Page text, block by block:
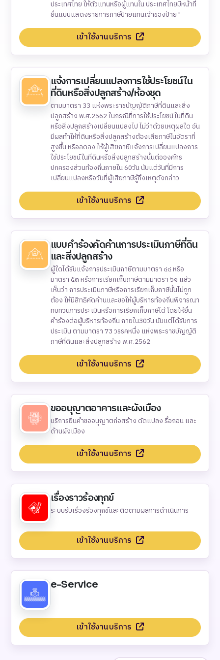
ประเทศไทย ให้ตัวแทนหรือผู้แทนใน ประเทศไทยมีหน้าที่
ยื่นแบบแสดงรายการภาษีป้ายแทนเจ้าของป้าย "
เข้าใช้งานบริการ
แจ้งการเปลี่ยนแปลงการใช้ประโยชน์ใน
ที่ดินหรือสิ่งปลูกสร้าง/ห้องชุด
ตามมาตรา 33 แห่งพระราชบัญญัติภาษีที่ดินและสิ่ง
ปลูกสร้าง พ.ศ.2562 ในกรณีที่การใช้ประโยชน์ในที่ดิน
หรือสิ่งปลูกสร้างเปลี่ยนแปลงไป ไม่ว่าด้วยเหตุผลใด อัน
มีผลทำให้ที่ดินหรือสิ่งปลูกสร้างต้องเสียภาษีในอัตราที่
สูงขึ้น หรือลดลง ให้ผู้เสียภาษีแจ้งการเปลี่ยนแปลงการ
ใช้ประโยชน์ในที่ดินหรือสิ่งปลูกสร้างนั้นต่อองค์กร
ปกครองส่วนท้องถิ่นภายใน 60วัน นับแต่วันที่มีการ
เปลี่ยนแปลงหรือวันที่ผู้เสียภาษีรู้ถึงเหตุดังกล่าว
เข้าใช้งานบริการ
แบบคำร้องคัดค้านการประเมินภาษีที่ดิน
และสิ่งปลูกสร้าง
ผู้ใดได้รับแจ้งการประเมินภาษีตามมาตรา ๔๔ หรือ
มาตรา ๕๓ หรือการเรียกเก็บภาษีตามมาตรา ๖๑ แล้ว
เห็นว่า การประเมินภาษีหรือการเรียกเก็บภาษีนั้นไม่ถูก
ต้อง ให้มีสิทธิคัดค้านและขอให้ผู้บริหารท้องถิ่นพิจารณา
ทบทวนการประเมินหรือการเรียกเก็บภาษีได้ โดยให้ยื่น
คำร้องต่อผู้บริหารท้องถิ่น ภายใน30วัน นับแต่ได้รับการ
ประเมิน ตามมาตรา 73 วรรคหนึ่ง แห่งพระราชบัญญัติ
ภาษีที่ดินและสิ่งปลูกสร้าง พ.ศ.2562
เข้าใช้งานบริการ
ขออนุญาตอาคารและผังเมือง
บริการยื่นคำขออนุญาตก่อสร้าง ดัดแปลง รื้อถอน และ
ด้านผังเมือง
เข้าใช้งานบริการ
เรื่องราวร้องทุกข์
ระบบรับเรื่องร้องทุกข์และติดตามผลการดำเนินการ
เข้าใช้งานบริการ
e-Service
เข้าใช้งานบริการ